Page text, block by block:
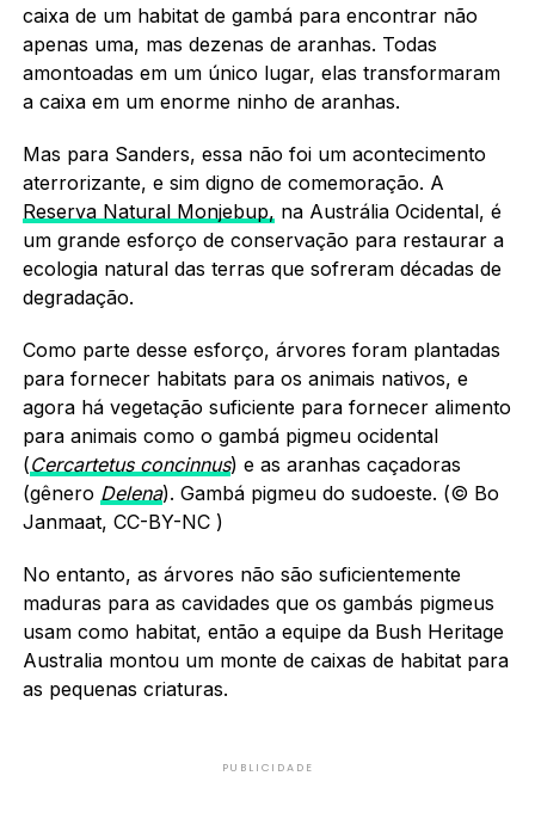
caixa de um habitat de gambá para encontrar não
apenas uma, mas dezenas de aranhas. Todas
amontoadas em um único lugar, elas transformaram
a caixa em um enorme ninho de aranhas.
Mas para Sanders, essa não foi um acontecimento
aterrorizante, e sim digno de comemoração. A
Reserva Natural Monjebup, na Austrália Ocidental, é
um grande esforço de conservação para restaurar a
ecologia natural das terras que sofreram décadas de
degradação.
Como parte desse esforço, árvores foram plantadas
para fornecer habitats para os animais nativos, e
agora há vegetação suficiente para fornecer alimento
para animais como o gambá pigmeu ocidental
(Cercartetus concinnus) e as aranhas caçadoras
(gênero Delena). Gambá pigmeu do sudoeste. (© Bo
Janmaat, CC-BY-NC )
No entanto, as árvores não são suficientemente
maduras para as cavidades que os gambás pigmeus
usam como habitat, então a equipe da Bush Heritage
Australia montou um monte de caixas de habitat para
as pequenas criaturas.
PUBLICIDADE